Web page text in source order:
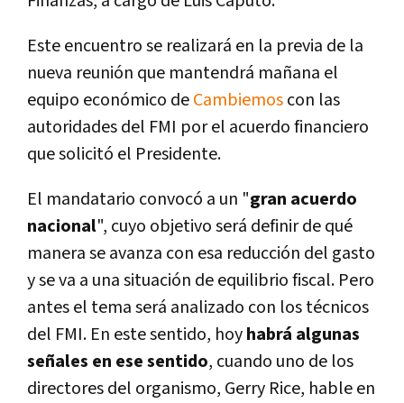
Este encuentro se realizará en la previa de la
nueva reunión que mantendrá mañana el
equipo económico deCambiemoscon las
autoridades del FMI por el acuerdo financiero
que solicitó el Presidente.
El mandatario convocó a un "gran acuerdo
nacional", cuyo objetivo será definir de qué
manera se avanza con esa reducción del gasto
y se va a una situación de equilibrio fiscal. Pero
antes el tema será analizado con los técnicos
del FMI. En este sentido, hoyhabrá algunas
señales en ese sentido, cuando uno de los
directores del organismo, Gerry Rice, hable en